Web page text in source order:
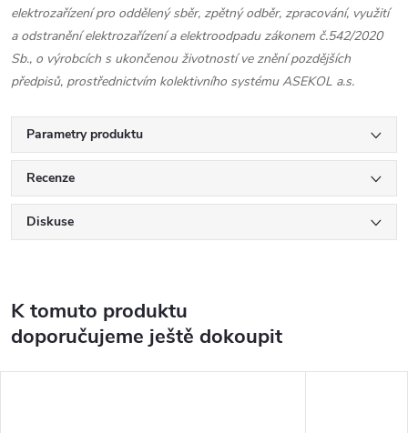
elektrozařízení pro oddělený sběr, zpětný odběr, zpracování, využití
a odstranění elektrozařízení a elektroodpadu zákonem č.542/2020
Sb., o výrobcích s ukončenou životností ve znění pozdějších
předpisů, prostřednictvím kolektivního systému ASEKOL a.s.
Parametry produktu
Recenze
Diskuse
K tomuto produktu
doporučujeme ještě dokoupit